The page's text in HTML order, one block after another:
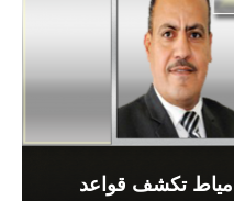
تكشف قواعد